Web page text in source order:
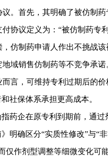
。首先，其明确了被仿制
协议定义为：“被仿制药专
仿制药申请人作出不挑战该
域销售仿制药等不竞争承诺
言，可维持专利过期后的
社保体系承担更高成本。
药企在原专利到期前，通过
明确区分“实质性修改”与“
仅作剂型调整等细微变化可